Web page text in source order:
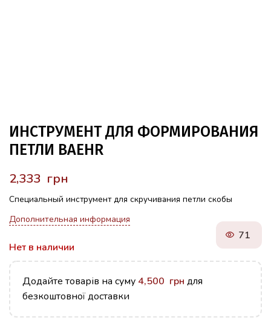
ИНСТРУМЕНТ ДЛЯ ФОРМИРОВАНИЯ
ПЕТЛИ BAEHR
грн
Специальный инструмент для скручивания петли скобы
Дополнительная информация
Нет в наличии
71
Додайте товарів на суму 4,500 грн для
безкоштовної доставки